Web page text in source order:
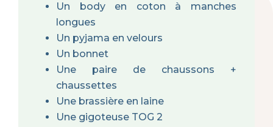
Un body en coton à manches
longues
Un pyjama en velours
Un bonnet
Une paire de chaussons +
chaussettes
Une brassière en laine
Une gigoteuse TOG 2